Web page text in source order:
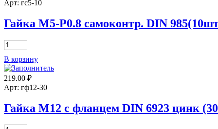
Арт: гс5-10
Гайка М5-Р0.8 самоконтр. DIN
Количество
товара
Гайка
М5-
Р0.8
самоконтр.
985(10шт)
В корзину
219.00 ₽
Арт: гф12-30
Гайка М12 с фланцем DIN 6923 цинк